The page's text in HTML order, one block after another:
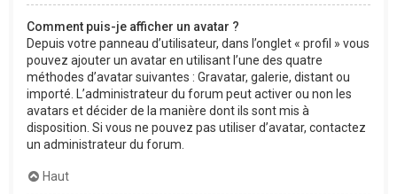
Comment puis-je afficher un avatar ?
Depuis votre panneau d’utilisateur, dans l’onglet « profil » vous
pouvez ajouter un avatar en utilisant l’une des quatre
méthodes d’avatar suivantes : Gravatar, galerie, distant ou
importé. L’administrateur du forum peut activer ou non les
avatars et décider de la manière dont ils sont mis à
disposition. Si vous ne pouvez pas utiliser d’avatar, contactez
un administrateur du forum.
Haut